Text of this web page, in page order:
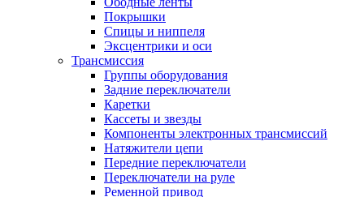
Покрышки
Спицы и ниппеля
Эксцентрики и оси
Трансмиссия
Группы оборудования
Задние переключатели
Каретки
Кассеты и звезды
Компоненты электронных трансмиссий
Натяжители цепи
Передние переключатели
Переключатели на руле
Ременной привод